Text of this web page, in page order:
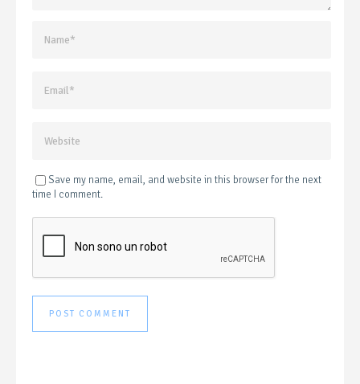
Save my name, email, and website in this browser for the next
time I comment.